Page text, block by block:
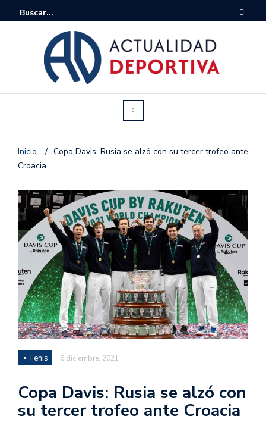
Inicio / Copa Davis: Rusia se alzó con su tercer trofeo ante
Croacia
▪ Tenis 6 diciembre, 2021
Copa Davis: Rusia se alzó con
su tercer trofeo ante Croacia